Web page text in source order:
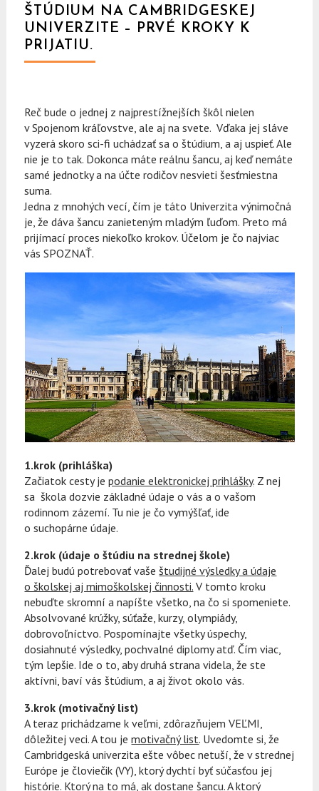
ŠTÚDIUM NA CAMBRIDGESKEJ
UNIVERZITE – PRVÉ KROKY K
PRIJATIU.
Reč bude o jednej z najprestížnejších škôl nielen
v Spojenom kráľovstve, ale aj na svete. Vďaka jej sláve
vyzerá skoro sci-fi uchádzať sa o štúdium, a aj uspieť. Ale
nie je to tak. Dokonca máte reálnu šancu, aj keď nemáte
samé jednotky a na účte rodičov nesvieti šesťmiestna
suma.
Jedna z mnohých vecí, čím je táto Univerzita výnimočná
je, že dáva šancu zanieteným mladým ľuďom. Preto má
prijímací proces niekoľko krokov. Účelom je čo najviac
vás SPOZNAŤ.
1.krok (prihláška)
Začiatok cesty jepodanie elektronickej prihlášky. Z nej
sa škola dozvie základné údaje o vás a o vašom
rodinnom zázemí. Tu nie je čo vymýšľať, ide
o suchopárne údaje.
2.krok (údaje o štúdiu na strednej škole)
Ďalej budú potrebovať vašeštudijné výsledky a údaje
o školskej aj mimoškolskej činnosti. V tomto kroku
nebuďte skromní a napíšte všetko, na čo si spomeniete.
Absolvované krúžky, súťaže, kurzy, olympiády,
dobrovoľníctvo. Pospomínajte všetky úspechy,
dosiahnuté výsledky, pochvalné diplomy atď. Čím viac,
tým lepšie. Ide o to, aby druhá strana videla, že ste
aktívni, baví vás štúdium, a aj život okolo vás.
3.krok (motivačný list)
A teraz prichádzame k veľmi, zdôrazňujem VEĽMI,
dôležitej veci. A tou jemotivačný list. Uvedomte si, že
Cambridgeská univerzita ešte vôbec netuší, že v strednej
Európe je človiečik (VY), ktorý dychtí byť súčasťou jej
histórie. Ktorý na to má, ak dostane šancu. A ktorý